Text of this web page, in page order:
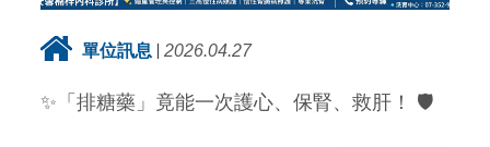
單位訊息 2026.04.27
✨「排糖藥」竟能一次護心、保腎、救肝！ 🛡️